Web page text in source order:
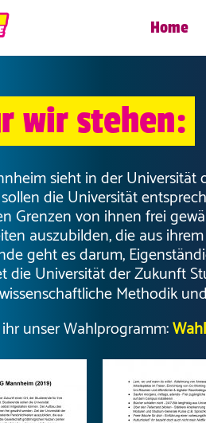
Home
wir stehen:
sieht in der
die Universität
Grenzen von ihnen frei
auszubilden, die aus
geht es darum,
die Universität der Zukunft
Methodik
unser Wahlprogramm: